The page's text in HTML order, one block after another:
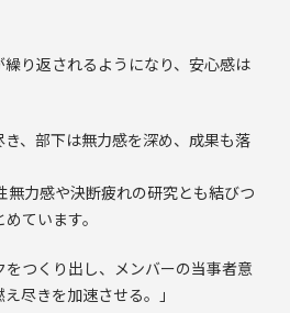
繰り返されるようになり、安心感は
、部下は無力感を深め、成果も落
無力感や決断疲れの研究とも結びつ
ています。
をつくり出し、メンバーの当事者意
尽きを加速させる。」